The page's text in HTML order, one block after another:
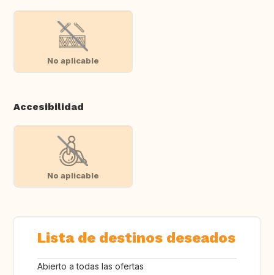
No aplicable
Accesibilidad
No aplicable
Lista de destinos deseados
Abierto a todas las ofertas